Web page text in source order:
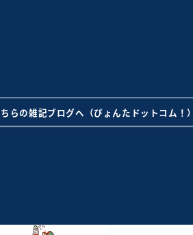
らの雑記ブログへ（ぴょんたドットコム！